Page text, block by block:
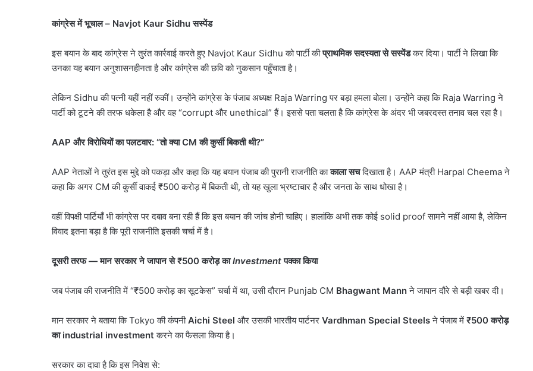
कांग्रेस में भूचाल– Navjot Kaur Sidhuसस्पेंड
इस बयान के बाद कांग्रेस ने तुरंत कार्रवाई करते हुए Navjot Kaur Sidhu को पार्टी कीप्राथमिक सदस्यता से सस्पेंडकर दिया। पार्टी ने लिखा कि
उनका यह बयान अनुशासनहीनता है और कांग्रेस की छवि को नुकसान पहुँचाता है।
लेकिन Sidhu की पत्नी यहीं नहीं रुकीं। उन्होंने कांग्रेस के पंजाब अध्यक्ष Raja Warring पर बड़ा हमला बोला। उन्होंने कहा कि Raja Warring ने
पार्टी को टूटने की तरफ धकेला है और वह “corrupt और unethical” हैं। इससे पता चलता है कि कांग्रेस के अंदर भी जबरदस्त तनाव चल रहा है।
AAP और विरोधियों का पलटवार: “तो क्याCMकी कुर्सी बिकती थी?”
AAP नेताओं ने तुरंत इस मुद्दे को पकड़ा और कहा कि यह बयान पंजाब की पुरानी राजनीति काकाला सचदिखाता है। AAP मंत्री Harpal Cheema ने
कहा कि अगर CM की कुर्सी वाकई ₹500 करोड़ में बिकती थी, तो यह खुला भ्रष्टाचार है और जनता के साथ धोखा है।
वहीं विपक्षी पार्टियाँ भी कांग्रेस पर दबाव बना रही हैं कि इस बयान की जांच होनी चाहिए। हालांकि अभी तक कोई solid proof सामने नहीं आया है, लेकिन
विवाद इतना बड़ा है कि पूरी राजनीति इसकी चर्चा में है।
दूसरी तरफ—मान सरकार ने जापान से₹500करोड़ का Investment पक्का किया
जब पंजाब की राजनीति में “₹500 करोड़ का सूटकेस” चर्चा में था, उसी दौरान Punjab CM Bhagwant Mannने जापान दौरे से बड़ी खबर दी।
मान सरकार ने बताया कि Tokyo की कंपनीAichi Steel और उसकी भारतीय पार्टनर Vardhman Special Steelsने पंजाब में ₹500करोड़
काindustrial investment करने का फैसला किया है।
सरकार का दावा है कि इस निवेश से:
जंतर-
मंतर
पर
खुलासा,
पाकिस्तान
हो
जंतर-मंतर प्रदर्शन पर बड़े आतंकी
था ऑपरेशन; पेट्रोल बम हमले की थी
तैयारी
करोल
पर
August 7, 2026
बेचने वालों पर होगी कार्रवाई, हाईकोर्ट